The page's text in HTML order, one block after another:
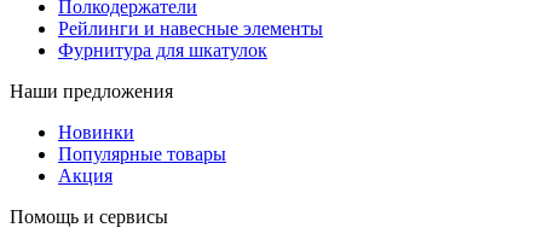
Полкодержатели
Рейлинги и навесные элементы
Фурнитура для шкатулок
Наши предложения
Новинки
Популярные товары
Акция
Помощь и сервисы